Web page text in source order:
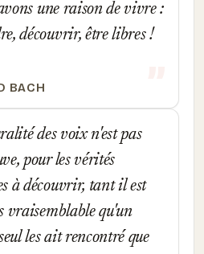
une raison de vivre :
découvrir, être libres !
BACH
des voix n'est pas
pour les vérités
à découvrir, tant il est
vraisemblable qu'un
les ait rencontré que